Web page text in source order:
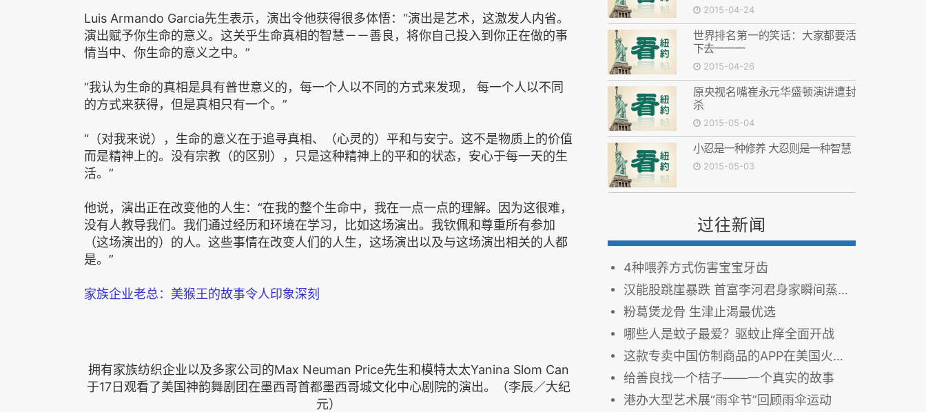
Luis Armando Garcia先生表示，演出令他获得很多体悟：“演出是艺术，这激发人内省。
演出赋予你生命的意义。这关乎生命真相的智慧－－善良，将你自己投入到你正在做的事
情当中、你生命的意义之中。”
“我认为生命的真相是具有普世意义的，每一个人以不同的方式来发现， 每一个人以不同
的方式来获得，但是真相只有一个。”
“（对我来说），生命的意义在于追寻真相、（心灵的）平和与安宁。这不是物质上的价值
而是精神上的。没有宗教（的区别），只是这种精神上的平和的状态，安心于每一天的生
活。”
他说，演出正在改变他的人生：“在我的整个生命中，我在一点一点的理解。因为这很难，
没有人教导我们。我们通过经历和环境在学习，比如这场演出。我钦佩和尊重所有参加
（这场演出的）的人。这些事情在改变人们的人生，这场演出以及与这场演出相关的人都
是。”
家族企业老总：美猴王的故事令人印象深刻
拥有家族纺织企业以及多家公司的Max Neuman Price先生和模特太太Yanina Slom Can
于17日观看了美国神韵舞剧团在墨西哥首都墨西哥城文化中心剧院的演出。（李辰／大纪
元）
2015-04-24
世界排名第一的笑话：大家都要活
下去一一一
2015-04-26
原央视名嘴崔永元华盛顿演讲遭封
杀
2015-05-04
小忍是一种修养 大忍则是一种智慧
2015-05-03
过往新闻
4种喂养方式伤害宝宝牙齿
汉能股跳崖暴跌 首富李河君身家瞬间蒸发千亿
粉葛煲龙骨 生津止渴最优选
哪些人是蚊子最爱？驱蚊止痒全面开战
这款专卖中国仿制商品的APP在美国火爆了（图）
给善良找一个桔子——一个真实的故事
港办大型艺术展“雨伞节”回顾雨伞运动